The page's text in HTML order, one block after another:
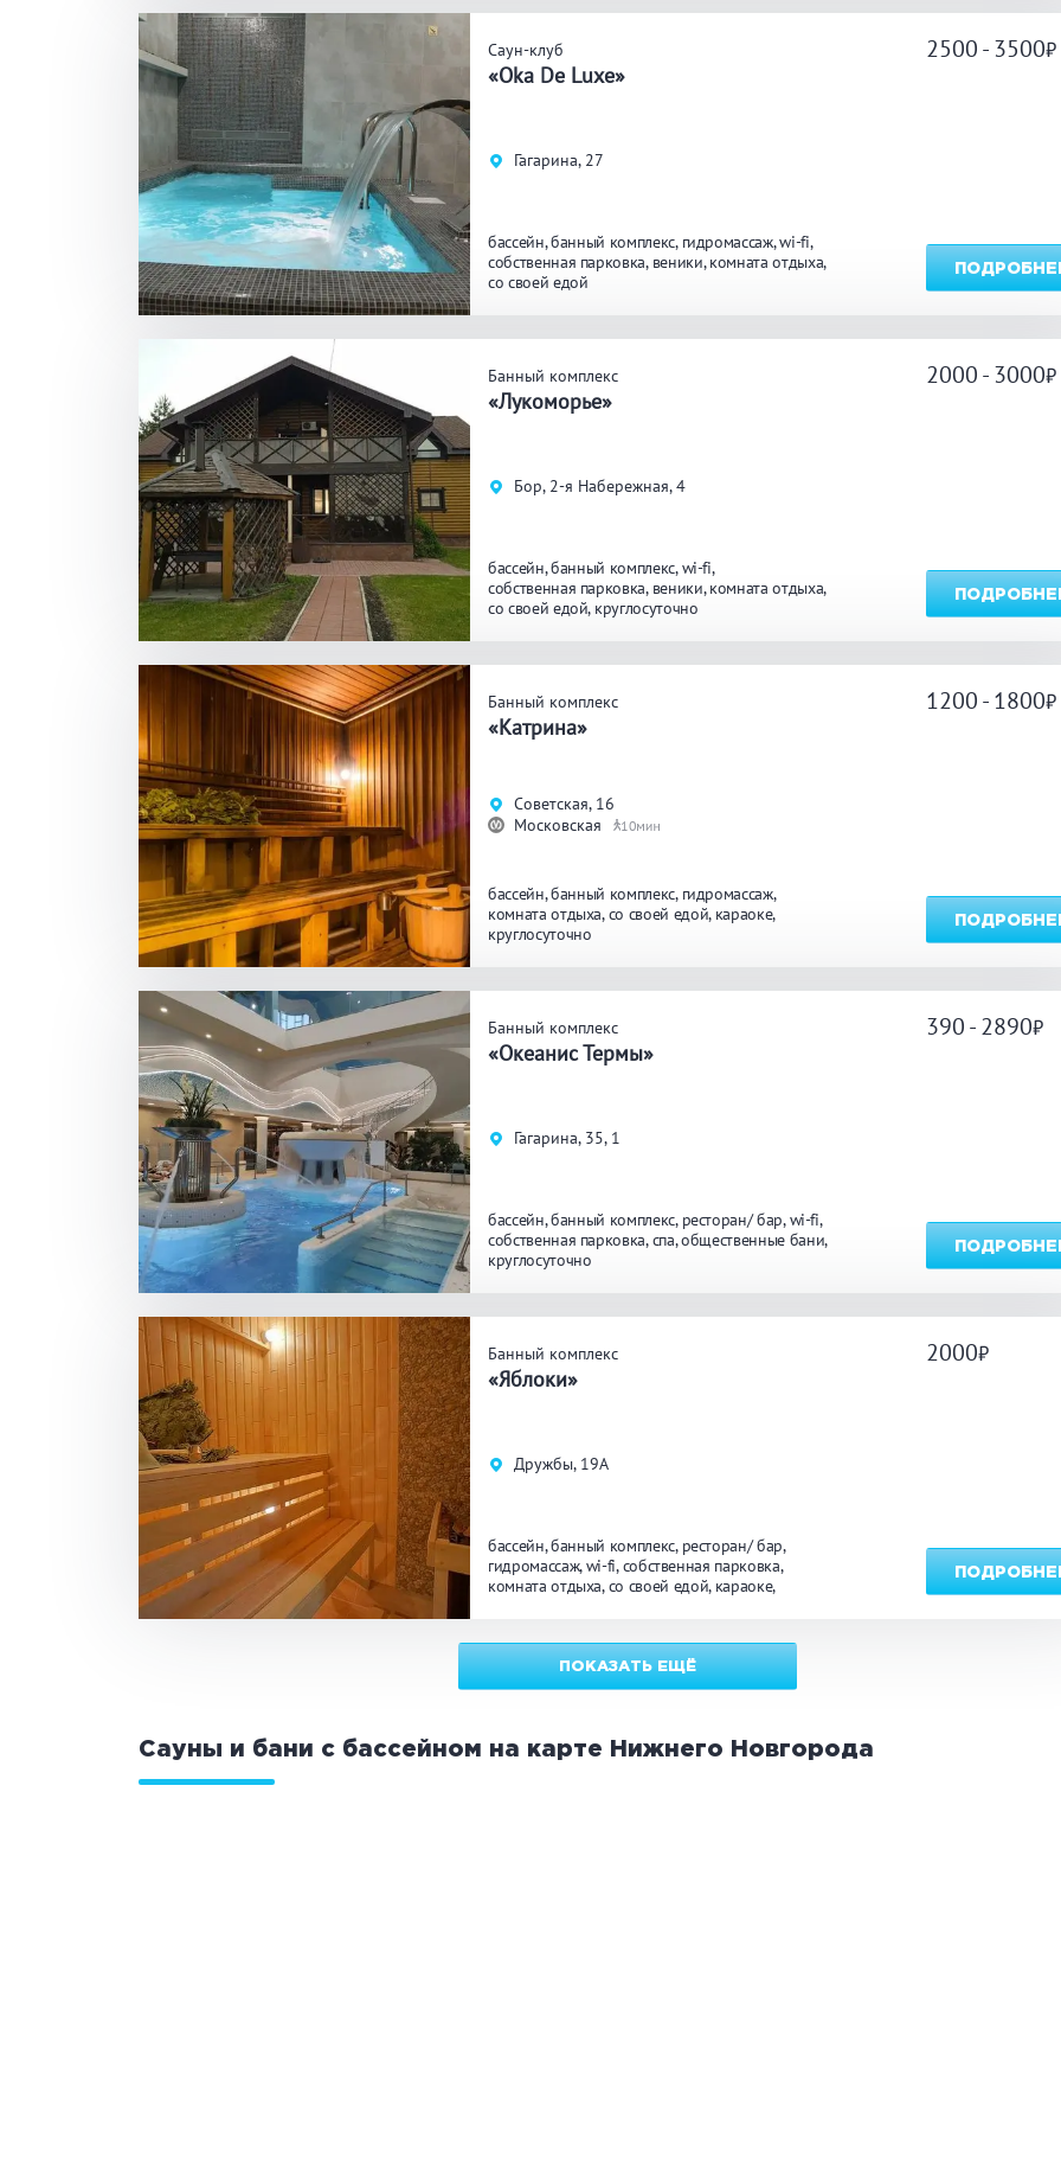
Саун-клуб
«Oka De Luxe»
Гагарина, 27
бассейн банный комплекс гидромассаж wi-fi
собственная парковка веники комната отдыха
со своей едой
2500 - 3500
Банный комплекс
«Лукоморье»
Бор, 2-я Набережная, 4
бассейн банный комплекс wi-fi
собственная парковка веники комната отдыха
со своей едой круглосуточно
2000 - 3000
Банный комплекс
«Катрина»
Советская, 16
Московская
10
бассейн банный комплекс гидромассаж
комната отдыха со своей едой караоке
круглосуточно
1200 - 1800
Банный комплекс
«Океанис Термы»
Гагарина, 35, 1
бассейн банный комплекс ресторан/ бар wi-fi
собственная парковка спа общественные бани
круглосуточно
390 - 2890
Банный комплекс
«Яблоки»
Дружбы, 19А
бассейн банный комплекс ресторан/ бар
гидромассаж wi-fi собственная парковка
комната отдыха со своей едой караоке
2000
ПОКАЗАТЬ ЕЩЁ
Сауны и бани с бассейном на карте Нижнего Новгорода